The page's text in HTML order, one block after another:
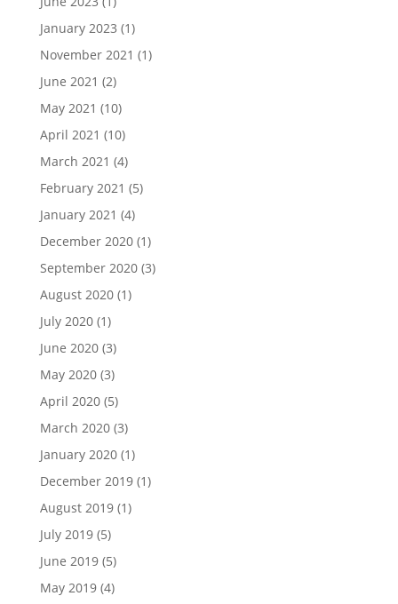
January 2023 (1)
November 2021 (1)
June 2021 (2)
May 2021 (10)
April 2021 (10)
March 2021 (4)
February 2021 (5)
January 2021 (4)
December 2020(1)
September 2020(3)
August 2020(1)
July 2020(1)
June 2020(3)
May 2020(3)
April 2020(5)
March 2020(3)
January 2020(1)
December 2019(1)
August 2019(1)
July 2019(5)
June 2019(5)
May 2019(4)